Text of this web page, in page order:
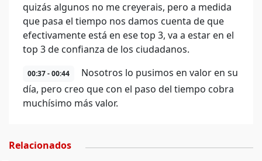
quizás algunos no me creyerais, pero a medida
que pasa el tiempo nos damos cuenta de que
efectivamente está en ese top 3, va a estar en el
top 3 de confianza de los ciudadanos.
00:37 - 00:44
Nosotros lo pusimos en valor en su
día, pero creo que con el paso del tiempo cobra
muchísimo más valor.
Relacionados